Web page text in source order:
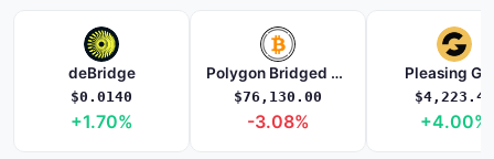
deBridge
$0.0140
+1.70%
Polygon Bridged WBTC (Polygon POS)
$76,130.00
-3.08%
Pleasing
$4,223.45
+4.00%